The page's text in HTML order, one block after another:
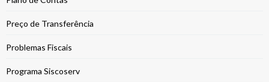
Preço de Transferência
Problemas Fiscais
Programa Siscoserv